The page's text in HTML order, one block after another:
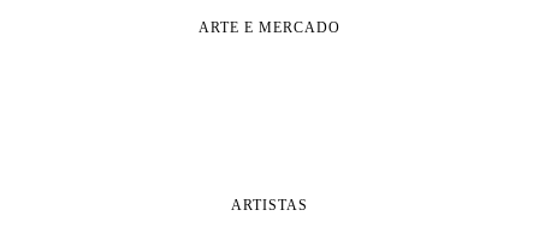
ARTE E MERCADO
ARTISTAS